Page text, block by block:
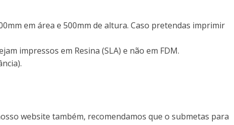
em área e 500mm de altura. Caso pretendas imprimir
impressos em Resina (SLA) e não em FDM.
website também, recomendamos que o submetas para